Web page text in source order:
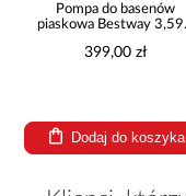
Pompa do basenów
piaskowa Bestway
399,00 zł
Dodaj do koszyka